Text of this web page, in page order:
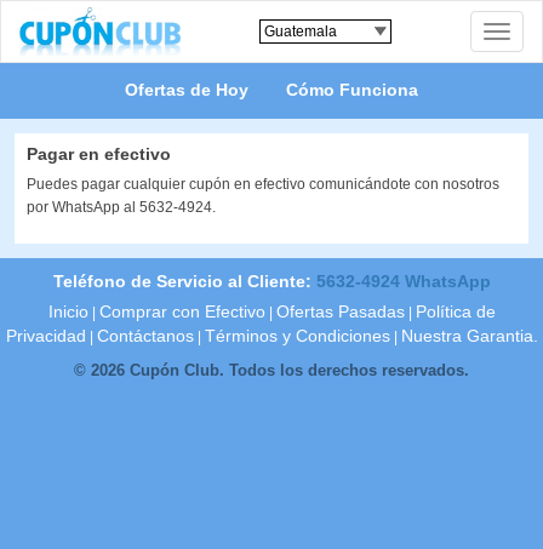
Toggle
Ofertas de Hoy Cómo Funciona
Pagar en efectivo
Puedes pagar cualquier cupón en efectivo comunicándote con nosotros
por WhatsApp al 5632-4924.
Teléfono de Servicio al Cliente: 5632-4924 WhatsApp
Inicio Comprar con Efectivo Ofertas Pasadas
Política de
Privacidad
Contáctanos Términos y Condiciones
Nuestra Garantia.
© 2026 Cupón Club. Todos los derechos reservados.